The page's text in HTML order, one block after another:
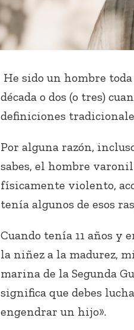
He sido un hombre
década o dos (o tres)
definiciones
Por alguna razón,
sabes, el hombre
físicamente violento,
tenía algunos de esos
Cuando tenía 11 años y
la niñez a la madurez,
marina de la Segunda
significa que debes
engendrar un hijo».